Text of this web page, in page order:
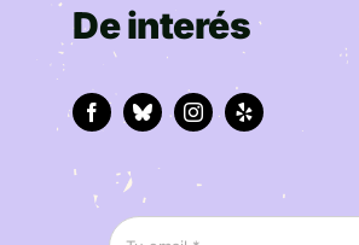
De interés